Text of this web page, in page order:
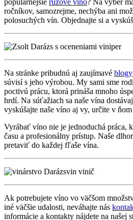
populárnejšie ružové víno? Na výber
ročníkov, samozrejme, nechýba ani
polosuchých vín. Objednajte si a
Na stránke pribudnú aj zaujímavé blogy
súvisí s jeho výrobou. My sami sme
poctivú prácu, ktorá prináša mnoho
hrdí. Na súťažiach sa naše vína
vyskúšajte naše víno aj vy, určite v
Vyrábať víno nie je jednoduchá práca,
času a profesionálny prístup. Naše
pretaviť do každej fľaše vína.
Ak potrebujete víno vo väčšom
iné väčšie udalosti, neváhajte nás
informácie a kontakty nájdete na našej